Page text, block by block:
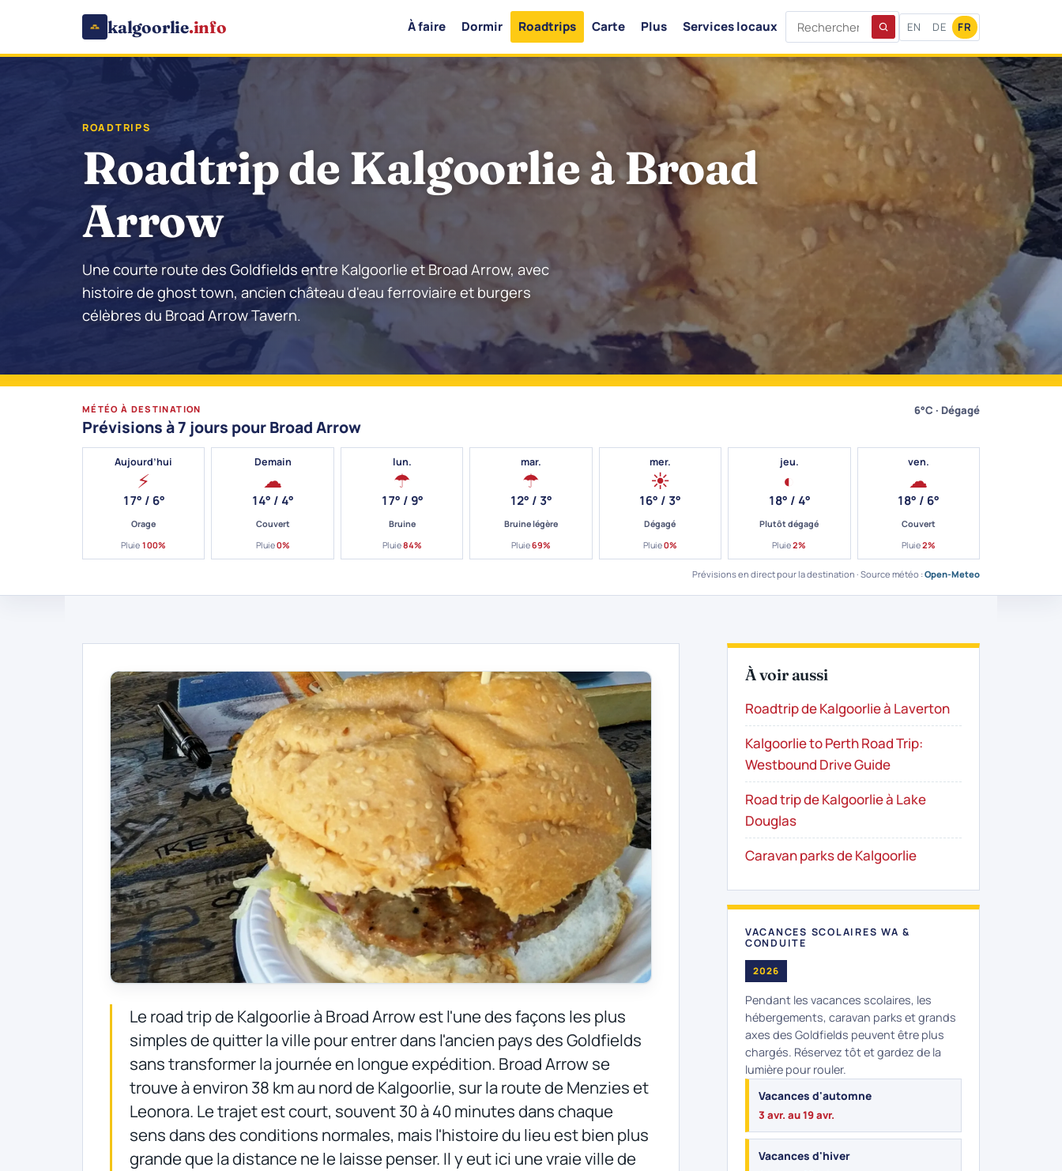
kalgoorlie.info À faire Dormir Roadtrips Carte Plus Services locaux EN DE FR
ROADTRIPS
Roadtrip de Kalgoorlie à Broad
Arrow
Une courte route des Goldfields entre Kalgoorlie et Broad Arrow, avec
histoire de ghost town, ancien château d'eau ferroviaire et burgers
célèbres du Broad Arrow Tavern.
MÉTÉO À DESTINATION
Prévisions à 7 jours pour Broad Arrow
6°C · Dégagé
Aujourd’hui
⚡
17° / 6°
Orage
Pluie 100%
Demain
☁
14° / 4°
Couvert
Pluie0%
lun.
☂
17° / 9°
Bruine
Pluie84%
mar.
☂
12° / 3°
Bruine légère
Pluie69%
mer.
☀
16° / 3°
Dégagé
Pluie0%
jeu.
◐
18° / 4°
Plutôt dégagé
Pluie2%
ven.
☁
18° / 6°
Couvert
Pluie2%
Prévisions en direct pour la destination · Source météo :Open-Meteo
Le road trip de Kalgoorlie à Broad Arrow est l'une des façons les plus
simples de quitter la ville pour entrer dans l'ancien pays des Goldfields
sans transformer la journée en longue expédition. Broad Arrow se
trouve à environ 38 km au nord de Kalgoorlie, sur la route de Menzies et
Leonora. Le trajet est court, souvent 30 à 40 minutes dans chaque
sens dans des conditions normales, mais l'histoire du lieu est bien plus
grande que la distance ne le laisse penser. Il y eut ici une vraie ville de
À voir aussi
Roadtrip de Kalgoorlie à Laverton
Kalgoorlie to Perth Road Trip:
Westbound Drive Guide
Road trip de Kalgoorlie à Lake
Douglas
Caravan parks de Kalgoorlie
VACANCES SCOLAIRES WA &
CONDUITE
2026
Pendant les vacances scolaires, les
hébergements, caravan parks et grands
axes des Goldfields peuvent être plus
chargés. Réservez tôt et gardez de la
lumière pour rouler.
Vacances d'automne
3 avr. au 19 avr.
Vacances d'hiver